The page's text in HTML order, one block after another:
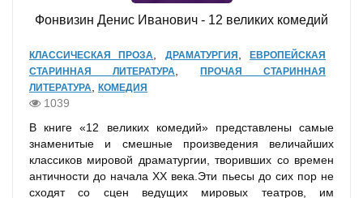
Фонвизин Денис Иванович - 12 великих комедий
КЛАССИЧЕСКАЯ ПРОЗА, ДРАМАТУРГИЯ ,ЕВРОПЕЙСКАЯ
СТАРИННАЯ ЛИТЕРАТУРА,
ПРОЧАЯ СТАРИННАЯ
ЛИТЕРАТУРА, КОМЕДИЯ
1039
В книге «12 великих комедий» представлены самые
знаменитые и смешные произведения величайших
классиков мировой драматургии, творивших со времен
античности до начала XX века.Эти пьесы до сих пор не
сходят со сцен ведущих мировых театров, им